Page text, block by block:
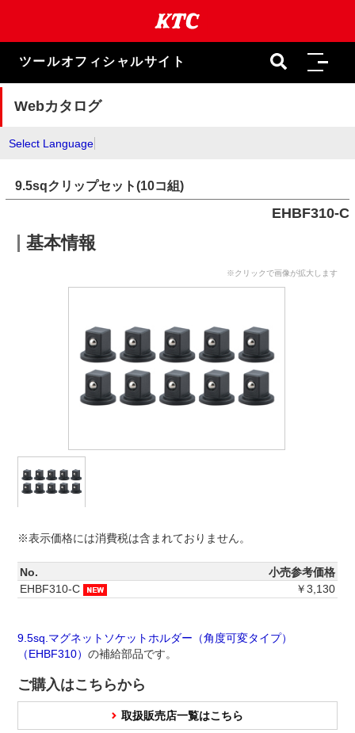
ま
キ
ツールオフィシャルサイト
Webカタログ
Select Language
9.5sqクリップセット(10コ組)
EHBF310-C
基本情報
※クリックで画像が拡大します
※表示価格には消費税は含まれておりません。
No.
小売参考価格
EHBF310-C
￥3,130
9.5sq.マグネットソケットホルダー（角度可変タイプ）
（EHBF310） の補給部品です。
ご購入はこちらから
取扱販売店一覧はこちら